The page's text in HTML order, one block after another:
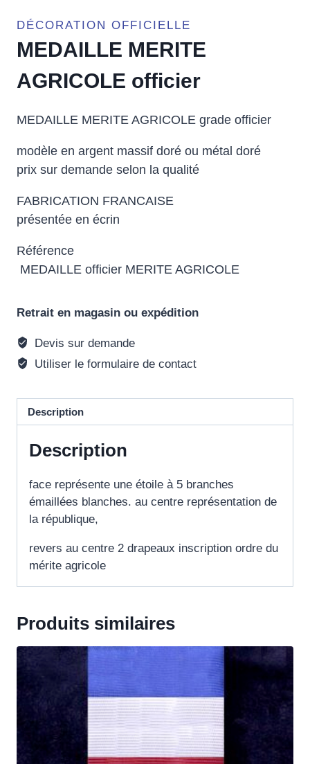
DÉCORATION OFFICIELLE
MEDAILLE MERITE
AGRICOLE officier
MEDAILLE MERITE AGRICOLE grade officier
modèle en argent massif doré ou métal doré
prix sur demande selon la qualité
FABRICATION FRANCAISE
présentée en écrin
Référence
MEDAILLE officier MERITE AGRICOLE
Retrait en magasin ou expédition
Devis sur demande
Utiliser le formulaire de contact
Description
Description
face représente une étoile à 5 branches
émaillées blanches. au centre représentation de
la république,
revers au centre 2 drapeaux inscription ordre du
mérite agricole
Produits similaires